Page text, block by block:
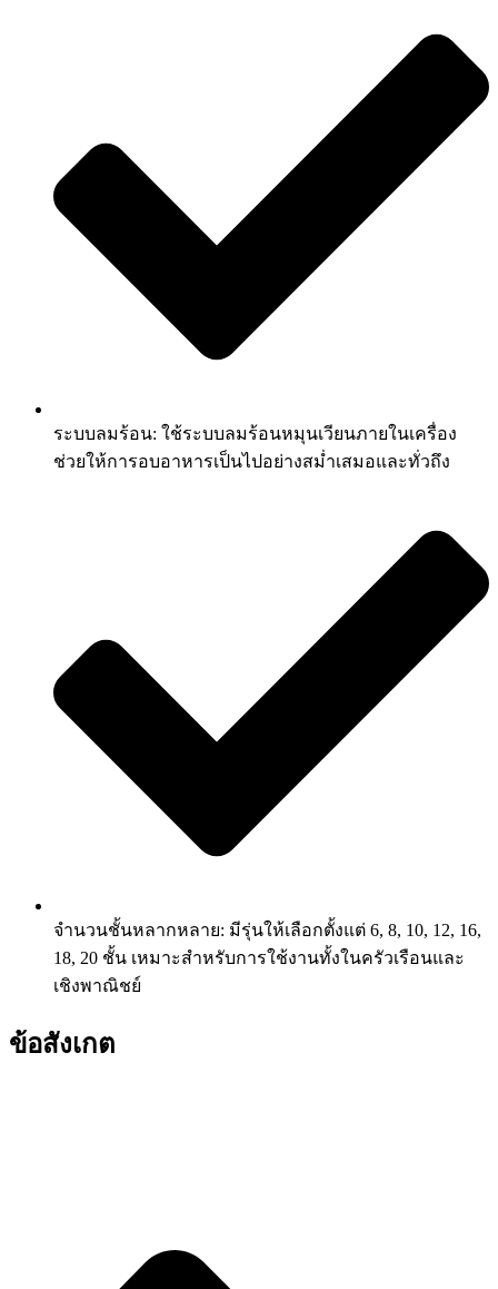
ระบบลมร้อน: ใช้ระบบลมร้อนหมุนเวียนภายในเครื่อง
ช่วยให้การอบอาหารเป็นไปอย่างสม่ำเสมอและทั่วถึง
จำนวนชั้นหลากหลาย: มีรุ่นให้เลือกตั้งแต่ 6, 8, 10, 12, 16,
18, 20 ชั้น เหมาะสำหรับการใช้งานทั้งในครัวเรือนและ
เชิงพาณิชย์
ข้อสังเกต